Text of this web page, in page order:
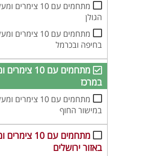
מתחמים עם 10
הגולן
מתחמים עם 10 צימרים
בחיפה ובכרמל
מתחמים עם 10
במרכז
מתחמים עם 10 צימרים
במישור החוף
מתחמים עם 10
באזור ירושלים